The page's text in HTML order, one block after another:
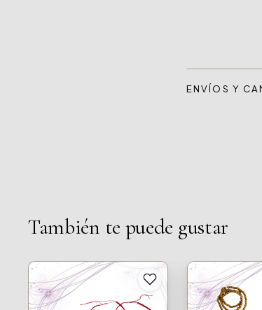
ENVÍOS Y
También te puede gustar